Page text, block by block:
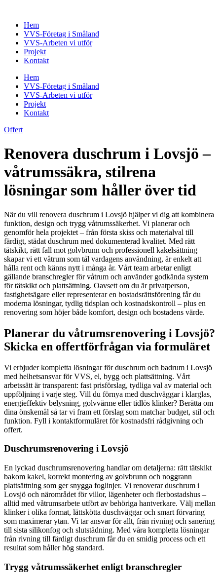
contentHem
VVS-Företag i Småland
VVS-Arbeten vi utför
Projekt
Kontakt
Hem
VVS-Företag i Småland
VVS-Arbeten vi utför
Projekt
Kontakt
Offert
Renovera duschrum i Lovsjö –
våtrumssäkra, stilrena
lösningar som håller över tid
När du vill renovera duschrum i Lovsjö hjälper vi dig att kombinera
funktion, design och trygg våtrumssäkerhet. Vi planerar och
genomför hela projektet – från första skiss och materialval till
färdigt, städat duschrum med dokumenterad kvalitet. Med rätt
tätskikt, rätt fall mot golvbrunn och professionell kakelsättning
skapar vi ett våtrum som tål vardagens användning, är enkelt att
hålla rent och känns nytt i många år. Vårt team arbetar enligt
gällande branschregler för våtrum och använder godkända system
för tätskikt och plattsättning. Oavsett om du är privatperson,
fastighetsägare eller representerar en bostadsrättsförening får du
moderna lösningar, tydlig tidsplan och kostnadskontroll – plus en
renovering som höjer både komfort, design och bostadens värde.
Planerar du våtrumsrenovering i Lovsjö?
Skicka en offertförfrågan via formuläret
Vi erbjuder kompletta lösningar för duschrum och badrum i Lovsjö
med helhetsansvar för VVS, el, bygg och plattsättning. Vårt
arbetssätt är transparent: fast prisförslag, tydliga val av material och
uppföljning i varje steg. Vill du förnya med duschväggar i klarglas,
energieffektiv belysning, golvvärme eller tidlös klinker? Berätta om
dina önskemål så tar vi fram ett förslag som matchar budget, stil och
funktion. Fyll i kontaktformuläret för kostnadsfri rådgivning och
offert.
Duschrumsrenovering i Lovsjö
En lyckad duschrumsrenovering handlar om detaljerna: rätt tätskikt
bakom kakel, korrekt montering av golvbrunn och noggrann
plattsättning som ger snygga foglinjer. Vi renoverar duschrum i
Lovsjö och närområdet för villor, lägenheter och flerbostadshus –
alltid med våtrumsarbete utfört av behöriga hantverkare. Välj mellan
klinker i olika format, lättskötta duschväggar och smart förvaring
som maximerar ytan. Vi tar ansvar för allt, från rivning och sanering
till sista silikonfog och slutstädning. Med våra kompletta lösningar
från rivning till färdigt duschrum får du en smidig process och ett
resultat som håller hög standard.
Trygg våtrumssäkerhet enligt branschregler